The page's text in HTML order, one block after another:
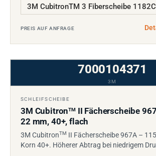
PREIS AUF ANFRAGE
7000104371
3M
SCHLEIFSCHEIBE
3M CubitronTMII Fächerscheibe
22 mm, 40+, flach
3M CubitronTM II Fächerscheibe 967A –
Korn 40+. Höherer Abtrag bei niedrigem